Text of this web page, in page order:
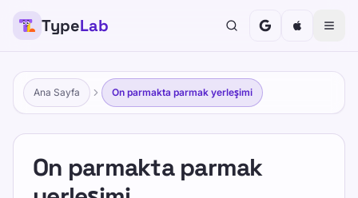
TypeLab
Ana Sayfa On parmakta parmak yerleşimi
On parmakta parmak